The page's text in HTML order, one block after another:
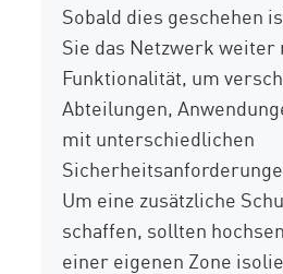
Sobald dies geschehen
Sie das Netzwerk weiter
Funktionalität, um
Abteilungen,
mit unterschiedlichen
Um eine zusätzliche
schaffen, sollten
einer eigenen Zone